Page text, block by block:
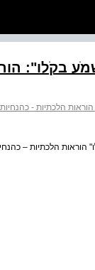
בקֹלו":
הלכתיות - כהנחיות
הוראות הלכתיות –